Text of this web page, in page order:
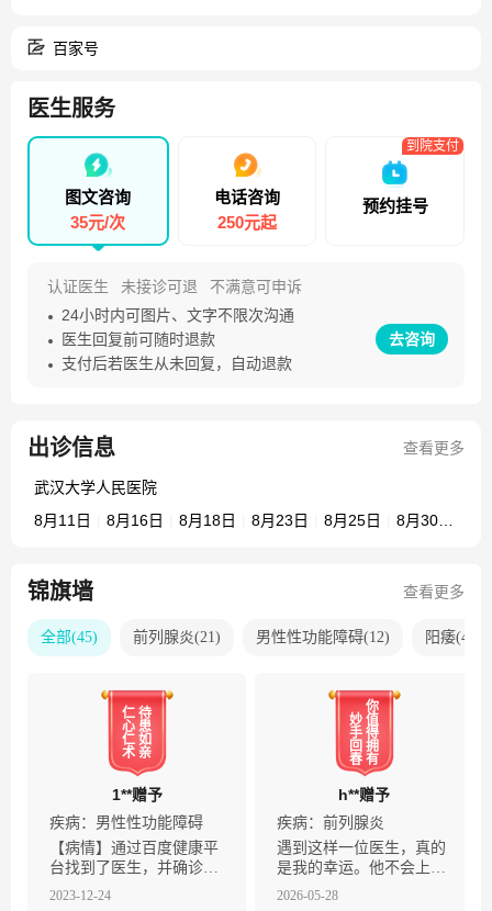
会委员，中国中西医结合学会男科分会委员，中国医促会男
中西医结合男科副主委，湖北省男科学会副主委，武汉市男
部级课题6项，获省科技成果奖2项。主编专著1部，参编专
著7部，发表论文50余篇。武汉大学学报医学版等多种杂志
特约审稿专家。擅长泌尿系各种疾病的诊断与治疗，包括泌
尿系结石、肿瘤性疾病的微创治疗。尤其对男性性功能障
百家号
医生服务
图文咨询
35元/次
电话咨询
250元起
预约挂号
到院支付
认证医生 未接诊可退
不满意可申诉
24小时内可图片、文字不限次沟通
医生回复前可随时退款
支付后若医生从未回复，自动退款
去咨询
出诊信息 查看更多
武汉大学人民医院
8月11日
8月16日 8月18日 8月23日 8月25日 8月30日
锦旗墙 查看更多
全部(45) 前列腺炎(21) 男性性功能障碍(12) 阳痿(4
仁
心
仁
术
待
患
如
亲
1**赠予
疾病： 男性性功能障碍
【病情】通过百度健康平
台找到了医生，并确诊为
冠心病，每天睡不着觉，
2023-12-24
妙
手
回
春
你
值
得
拥
有
h**赠予
疾病： 前列腺炎
遇到这样一位医生，真的
是我的幸运。他不会上来
就让你做一堆昂贵的检
2026-05-28